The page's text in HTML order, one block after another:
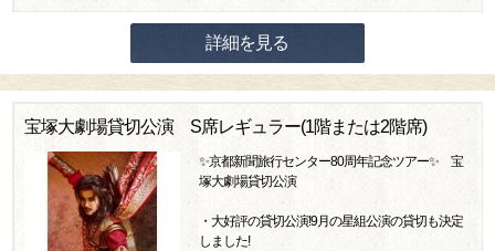
詳細を見る
宝塚大劇場貸切公演 S席レギュラー(1階または2階席)
✨京都新聞旅行センター80周年記念ツアー✨ 宝
塚大劇場貸切公演
・大好評の貸切公演!9月の星組公演の貸切も決定
しました!